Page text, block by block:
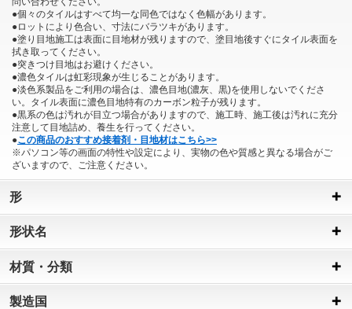
●個々のタイルはすべて均一な同色ではなく色幅があります。
●ロットにより色合い、寸法にバラツキがあります。
●塗り目地施工は表面に目地材が残りますので、塗目地後すぐにタイル表面を
拭き取ってください。
●突きつけ目地はお避けください。
●濃色タイルは虹彩現象が生じることがあります。
●淡色系製品をご利用の場合は、濃色目地(濃灰、黒)を使用しないでくださ
い。タイル表面に濃色目地特有のカーボン粒子が残ります。
●黒系の色は汚れが目立つ場合がありますので、施工時、施工後は汚れに充分
注意して目地詰め、養生を行ってください。
●この商品のおすすめ接着剤・目地材はこちら>>
※パソコン等の画面の特性や設定により、実物の色や質感と異なる場合がご
ざいますので、ご注意ください。
形
形状名
材質・分類
製造国